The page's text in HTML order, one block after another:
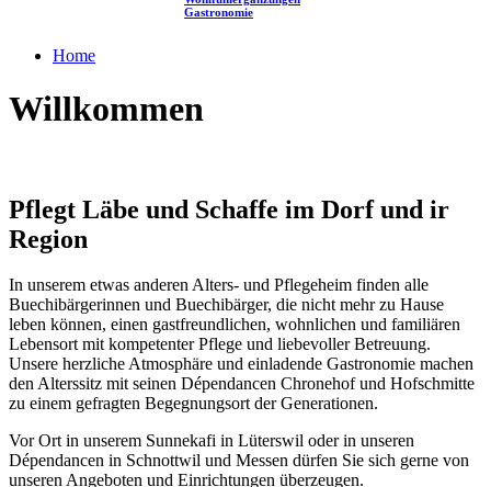
Gastronomie
Home
Willkommen
Pflegt Läbe und Schaffe im Dorf und ir
Region
In unserem etwas anderen Alters- und Pflegeheim finden alle
Buechibärgerinnen und Buechibärger, die nicht mehr zu Hause
leben können, einen gastfreundlichen, wohnlichen und familiären
Lebensort mit kompetenter Pflege und liebevoller Betreuung.
Unsere herzliche Atmosphäre und einladende Gastronomie machen
den Alterssitz mit seinen Dépendancen Chronehof und Hofschmitte
zu einem gefragten Begegnungsort der Generationen.
Vor Ort in unserem Sunnekafi in Lüterswil oder in unseren
Dépendancen in Schnottwil und Messen dürfen Sie sich gerne von
unseren Angeboten und Einrichtungen überzeugen.